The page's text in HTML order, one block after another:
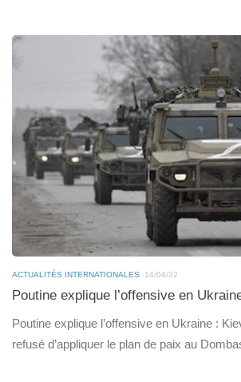
ACTUALITÉS INTERNATIONALES 14/04/22
Poutine explique l’offensive en
Poutine explique l’offensive en Ukraine :
refusé d’appliquer le plan de paix au